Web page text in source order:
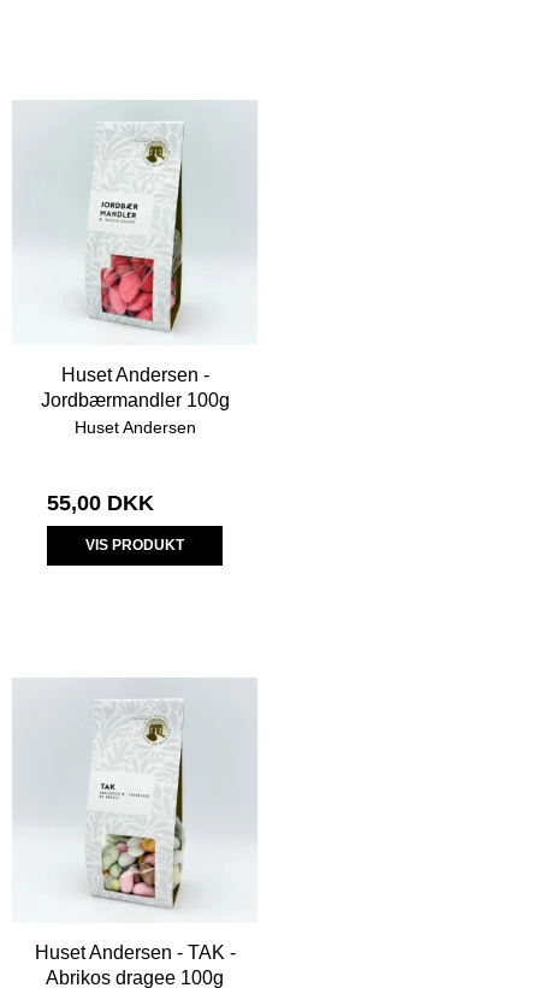
Huset Andersen -
Jordbærmandler 100g
Huset Andersen
55,00 DKK
VIS PRODUKT
Huset Andersen - TAK -
Abrikos dragee 100g